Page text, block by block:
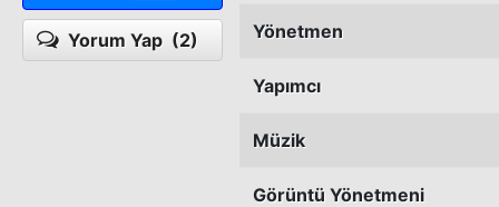
Yorum Yap (2) Yönetmen
Yapımcı
Müzik
Görüntü Yönetmeni